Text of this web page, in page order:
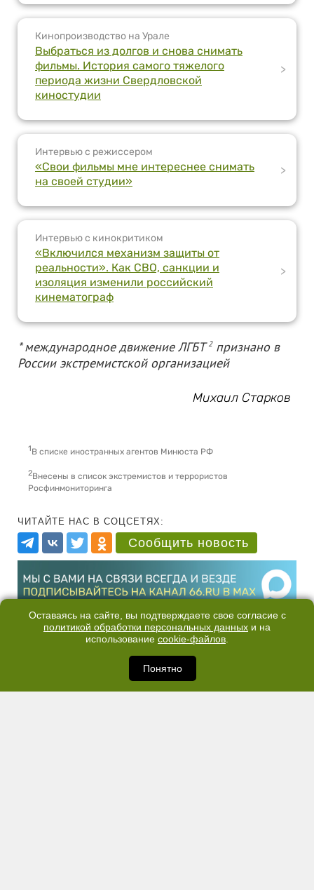
Кинопроизводство на Урале
Выбраться из долгов и снова снимать
фильмы. История самого тяжелого
периода жизни Свердловской
киностудии
>
Интервью с режиссером
«Свои фильмы мне интереснее снимать
на своей студии»
>
Интервью с кинокритиком
«Включился механизм защиты от
реальности». Как СВО, санкции и
изоляция изменили российский
кинематограф
>
* международное движение ЛГБТ2признано в
России экстремистской организацией
Михаил Старков
1В списке иностранных агентов Минюста РФ
2Внесены в список экстремистов и террористов
Росфинмониторинга
ЧИТАЙТЕ НАС В СОЦСЕТЯХ:
Сообщить новость
Оставаясь на сайте, вы подтверждаете свое согласие с
политикой обработки персональных данных и на
использование cookie-файлов.
Понятно